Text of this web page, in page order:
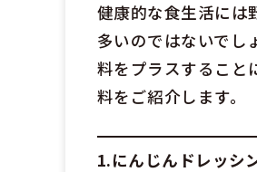
健康的な食生活には
多いのではないでし
料をプラスすること
料をご紹介します。
1.にんじんドレッシ